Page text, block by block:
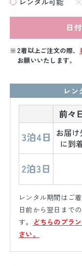
日
2着以上ご注文の際、
お願いいたします。
レン
レンタル期間はご
日前から翌日まで
す。
どちらのプラ
さい。